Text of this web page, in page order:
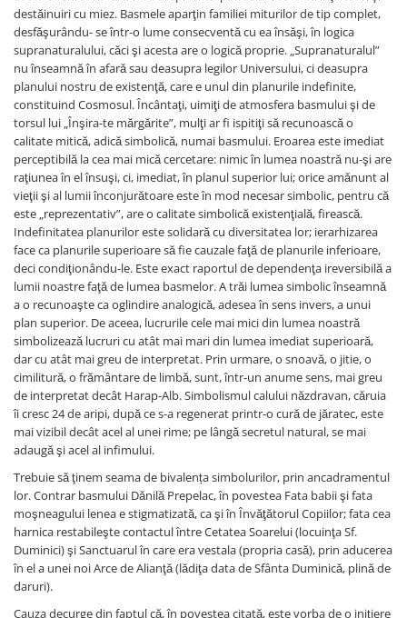
Non-dualitate
Alimentație
Creștinism
Vindecare
Povestiri
Relații de cuplu
Erotism
Psihologie practică
Sexualitate
Lumea îngerilor
Seria Masaru Emoto
Inspiraţie divină
Îngeri
Vindecare spirituală
Viaţa de după moarte
Cristale
Supă de pui pentru suflet
Yoga
Oracol
Spiritualitate şi ştiinţă
Fără categorie
destăinuiri cu miez. Basmele aparţin familiei miturilor de tip complet,
desfăşurându- se într-o lume consecventă cu ea însăşi, în logica
supranaturalului, căci şi acesta are o logică proprie. „Supranaturalul”
nu înseamnă în afară sau deasupra legilor Universului, ci deasupra
planului nostru de existenţă, care e unul din planurile indefinite,
constituind Cosmosul. Încântaţi, uimiţi de atmosfera basmului şi de
torsul lui „Înşira-te mărgărite”, mulţi ar fi ispitiţi să recunoască o
calitate mitică, adică simbolică, numai basmului. Eroarea este imediat
perceptibilă la cea mai mică cercetare: nimic în lumea noastră nu-şi are
raţiunea în el însuşi, ci, imediat, în planul superior lui; orice amănunt al
vieţii şi al lumii înconjurătoare este în mod necesar simbolic, pentru că
este „reprezentativ”, are o calitate simbolică existenţială, firească.
Indefinitatea planurilor este solidară cu diversitatea lor; ierarhizarea
face ca planurile superioare să fie cauzale faţă de planurile inferioare,
deci condiţionându-le. Este exact raportul de dependenţa ireversibilă a
lumii noastre faţă de lumea basmelor. A trăi lumea simbolic înseamnă
a o recunoaşte ca oglindire analogică, adesea în sens invers, a unui
plan superior. De aceea, lucrurile cele mai mici din lumea noastră
simbolizează lucruri cu atât mai mari din lumea imediat superioară,
dar cu atât mai greu de interpretat. Prin urmare, o snoavă, o jitie, o
cimilitură, o frământare de limbă, sunt, într-un anume sens, mai greu
de interpretat decât Harap-Alb. Simbolismul calului năzdravan, căruia
îi cresc 24 de aripi, după ce s-a regenerat printr-o cură de jăratec, este
mai vizibil decât acel al unei rime; pe lângă secretul natural, se mai
adaugă şi acel al infimului.
Trebuie să ţinem seama de bivalența simbolurilor, prin ancadramentul
lor. Contrar basmului Dănilă Prepelac, în povestea Fata babii şi fata
moşneagului lenea e stigmatizată, ca şi în Învăţătorul Copiilor; fata cea
harnica restabileşte contactul între Cetatea Soarelui (locuinţa Sf.
Duminici) şi Sanctuarul în care era vestala (propria casă), prin aducerea
în el a unei noi Arce de Alianţă (lădiţa data de Sfânta Duminică, plină de
daruri).
Cauza decurge din faptul că, în povestea citată, este vorba de o iniţiere